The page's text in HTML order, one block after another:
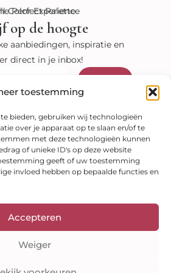
toestemming
bieden, gebruiken wij technologieën
over je apparaat op te slaan en/of te
met deze technologieën kunnen
of unieke ID's op deze website
geeft of uw toestemming
invloed hebben op bepaalde functies en
Accepteren
Weiger
Perfect Palette
Color Experience
op de hoogte
aanbiedingen, inspiratie en
direct in je inbox!
Verzenden
onze shop
Kleuranalyses
Kleurenwaaiers
Style guides
E-books
betalen